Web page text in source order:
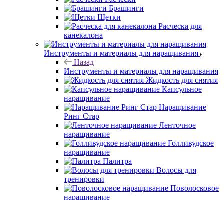
Брашинги
Щетки
Расческа для
канекалона
Инструменты и материалы для наращивания
Назад
Инструменты и материалы для наращивания
Жидкость для снятия
Капсульное
наращивание
Наращивание
Ринг Стар
Ленточное
наращивание
Голливудское
наращивание
Палитра
Волосы для
тренировки
Поволосковое
наращивание